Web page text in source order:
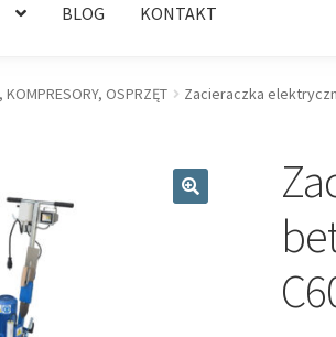
BLOG KONTAKT
KOMPRESORY, OSPRZĘT Zacieraczka